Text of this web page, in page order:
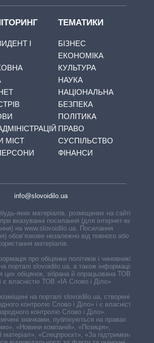
І
МІСТ
ТЕМАТИКИ
БІЗНЕС
ЕКОНОМІКА
КУЛЬТУРА
НАУКА
НАЦІОНАЛЬНА
БЕЗПЕКА
ПОЛІТИКА
ПРАВО
СУСПІЛЬСТВО
ФІНАНСИ
info@slovoidilo.ua
яких матеріалів, розміщених на сайті,
вказуванні посилання (для інтернет-видань
на www.slovoidilo.ua. Посилання
обов’язкове незалежно від повного або
матеріалів.
про обіцянки політиків і чиновників,
порталі slovoidilo.ua, а також інформація про
цих обіцянок, зібрана й опрацьована ТОВ «ІА
є власністю ТОВ «ІА Слово і Діло».
на порталі slovoidilo.ua, створені ГО
контролю Слово і Діло» і є власністю
контролю Слово і Діло».
значками, публікуються на правах
«Новини компаній», «Позиція»,
матеріал», «Спецпроєкт», «За підтримки».